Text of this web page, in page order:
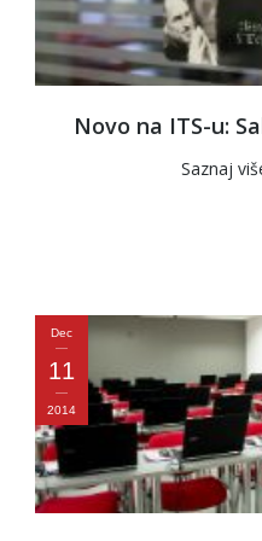
Novo na ITS-u:
Saznaj
Dec
11
2014